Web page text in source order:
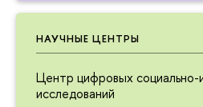
НАУЧНЫЕ ЦЕНТРЫ
Центр цифровых социально-
исследований